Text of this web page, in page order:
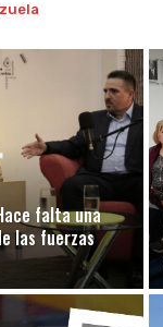
falta una
las fuerzas